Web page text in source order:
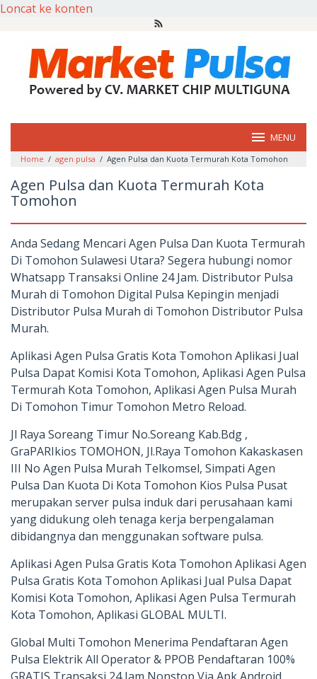
Loncat ke konten
MENU
Home / agen pulsa / Agen Pulsa dan Kuota Termurah Kota Tomohon
Agen Pulsa dan Kuota Termurah Kota
Tomohon
Anda Sedang Mencari Agen Pulsa Dan Kuota Termurah
Di Tomohon Sulawesi Utara? Segera hubungi nomor
Whatsapp Transaksi Online 24 Jam. Distributor Pulsa
Murah di Tomohon Digital Pulsa Kepingin menjadi
Distributor Pulsa Murah di Tomohon Distributor Pulsa
Murah.
Aplikasi Agen Pulsa Gratis Kota Tomohon Aplikasi Jual
Pulsa Dapat Komisi Kota Tomohon, Aplikasi Agen Pulsa
Termurah Kota Tomohon, Aplikasi Agen Pulsa Murah
Di Tomohon Timur Tomohon Metro Reload.
Jl Raya Soreang Timur No.Soreang Kab.Bdg ,
GraPARIkios TOMOHON, Jl.Raya Tomohon Kakaskasen
III No Agen Pulsa Murah Telkomsel, Simpati Agen
Pulsa Dan Kuota Di Kota Tomohon Kios Pulsa Pusat
merupakan server pulsa induk dari perusahaan kami
yang didukung oleh tenaga kerja berpengalaman
dibidangnya dan menggunakan software pulsa.
Aplikasi Agen Pulsa Gratis Kota Tomohon Aplikasi Agen
Pulsa Gratis Kota Tomohon Aplikasi Jual Pulsa Dapat
Komisi Kota Tomohon, Aplikasi Agen Pulsa Termurah
Kota Tomohon, Aplikasi GLOBAL MULTI.
Global Multi Tomohon Menerima Pendaftaran Agen
Pulsa Elektrik All Operator & PPOB Pendaftaran 100%